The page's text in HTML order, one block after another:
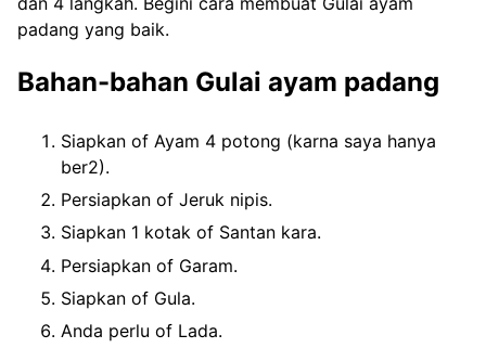
padang yang baik.
Bahan-bahan Gulai ayam padang
Siapkan of Ayam 4 potong (karna saya hanya
ber2).
Persiapkan of Jeruk nipis.
Siapkan 1 kotak of Santan kara.
Persiapkan of Garam.
Siapkan of Gula.
Anda perlu of Lada.